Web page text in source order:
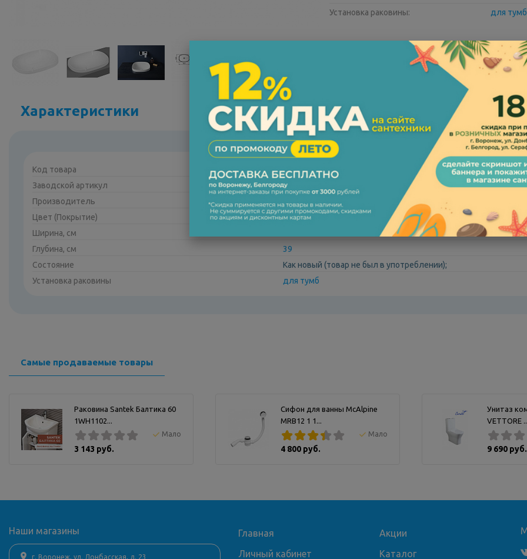
Установка раковины:
для тумб
Характеристики
Код товара
182908
Заводской артикул
5652B403-0016
Производитель
Vitra
Цвет (Покрытие)
белый
Ширина, см
Глубина, см
39
Состояние
Как новый (товар не был в употреблении);
Установка раковины
для тумб
Самые продаваемые товары
Раковина Santek Балтика 60
1WH1102...
Мало
3 143 руб.
Сифон для ванны McAlpine
MRB12 1 1...
Мало
4 800 руб.
Унитаз
VETTORE
9 690 руб.
Наши магазины
г. Воронеж, ул. Донбасская, д. 23
Главная
Личный кабинет
Акции
Каталог